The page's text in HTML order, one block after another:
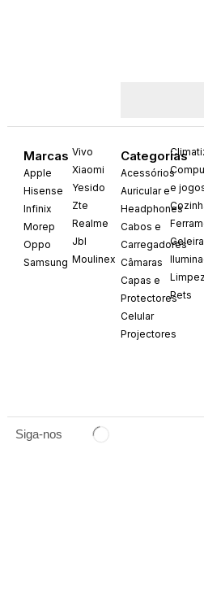
Marcas
Apple
Hisense
Infinix
Morep
Oppo
Samsung
Vivo
Xiaomi
Yesido
Zte
Realme
Jbl
Moulinex
Categorias
Acessórios
Auricular e
Headphones
Cabos e
Carregadores
Câmaras
Capas e
Protectores
Celular
Projectores
e
Geleira
Pets
Siga-nos